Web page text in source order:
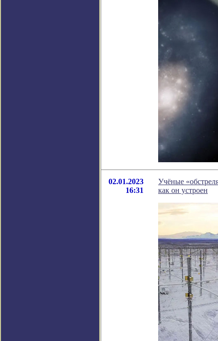
02.01.2023
16:31
Учёные
как он устроен